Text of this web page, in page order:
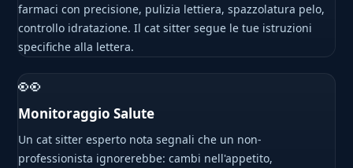
farmaci con precisione, pulizia lettiera, spazzolatura pelo,
controllo idratazione. Il cat sitter segue le tue istruzioni
specifiche alla lettera.
👀
Monitoraggio Salute
Un cat sitter esperto nota segnali che un non-
professionista ignorerebbe: cambi nell'appetito,